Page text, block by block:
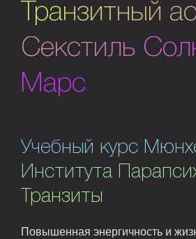
Транзитный
Секстиль
Марс
Учебный курс
Института
Транзиты
Повышенная энергичность и